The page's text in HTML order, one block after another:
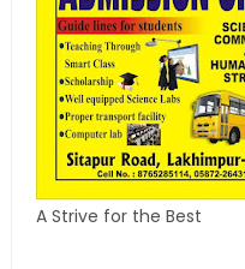
A Strive for the Best